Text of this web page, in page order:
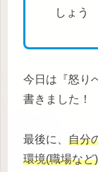
しょう
今日は『怒り
書きました！
最後に、 自分
環境(職場な